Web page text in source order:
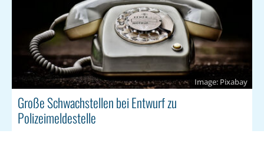
Pixabay
Große Schwachstellen bei Entwurf zu
Polizeimeldestelle